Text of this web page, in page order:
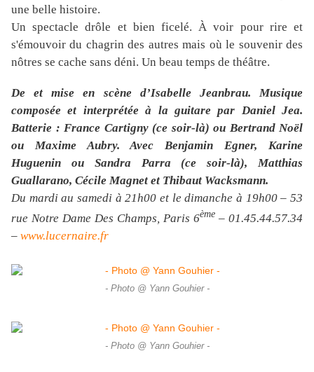
une belle histoire.
Un spectacle drôle et bien ficelé. À voir pour rire et
s'émouvoir du chagrin des autres mais où le souvenir des
nôtres se cache sans déni. Un beau temps de théâtre.
De et mise en scène d’Isabelle Jeanbrau. Musique
composée et interprétée à la guitare par Daniel Jea.
Batterie : France Cartigny (ce soir-là) ou Bertrand Noël
ou Maxime Aubry. Avec Benjamin Egner, Karine
Huguenin ou Sandra Parra (ce soir-là), Matthias
Guallarano, Cécile Magnet et Thibaut Wacksmann.
Du mardi au samedi à 21h00 et le dimanche à 19h00 – 53
rue Notre Dame Des Champs, Paris 6ème – 01.45.44.57.34
– www.lucernaire.fr
- Photo @ Yann Gouhier -
- Photo @ Yann Gouhier -